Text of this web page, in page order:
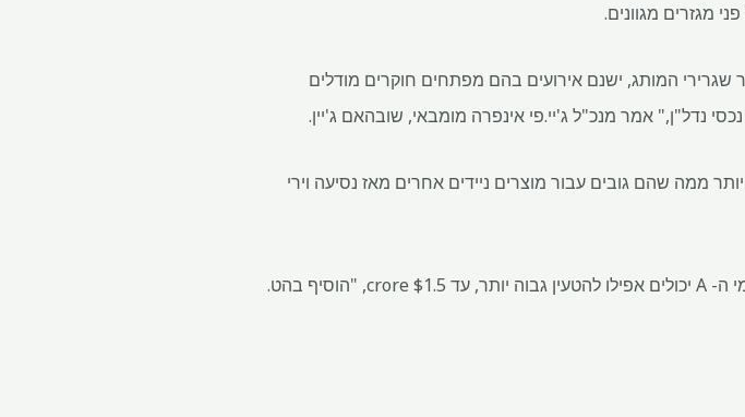
מגזרים מגוונים.
שגרירי המותג, ישנם אירועים בהם מפתחים חוקרים מודלים
נדל"ן," אמר מנכ"ל ג'יי.פי אינפרה מומבאי, שובהאם ג'יין.
ידוענים בגין תמיכה בנדל"ן הם כ -25% גבוהים יותר ממה שהם גובים עבור מוצרים ניידים אחרים מאז נסיעה וירי
$1.5 crore, "הוסיף בהט.